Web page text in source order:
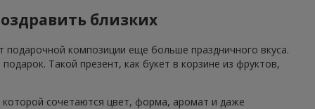
близких
композиции еще больше праздничного вкуса.
Такой презент, как букет в корзине из фруктов,
сочетаются цвет, форма, аромат и даже